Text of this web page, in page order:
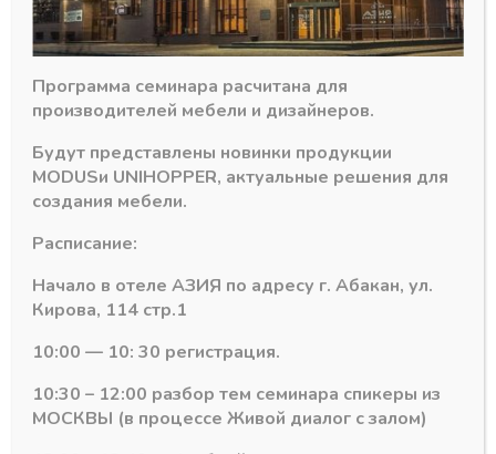
33,65₽
Количество
Ножка
цокольная
регулир.
пластик
разборная
150мм,
части)
Артикул: МК17293+МК25264
Похожие товары
Программа семинара расчитана для
производителей мебели и дизайнеров.
Будут представлены новинки продукции
MODUSи UNIHOPPER, актуальные решения для
создания мебели.
Расписание:
Начало в отеле АЗИЯ по адресу г. Абакан, ул.
Кирова, 114 стр.1
10:00 — 10: 30 регистрация.
10:30 – 12:00 разбор тем семинара спикеры из
МОСКВЫ (в процессе Живой диалог с залом)